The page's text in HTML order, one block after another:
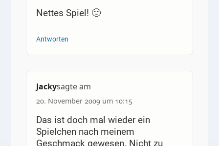
Nettes Spiel! 🙂
Antworten
Jackysagte am
20. November 2009 um 10:15
Das ist doch mal wieder ein
Spielchen nach meinem
Geschmack gewesen. Nicht zu